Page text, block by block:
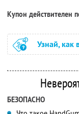
Купон действителен
Узнай, как
БЕЗОПАСНО